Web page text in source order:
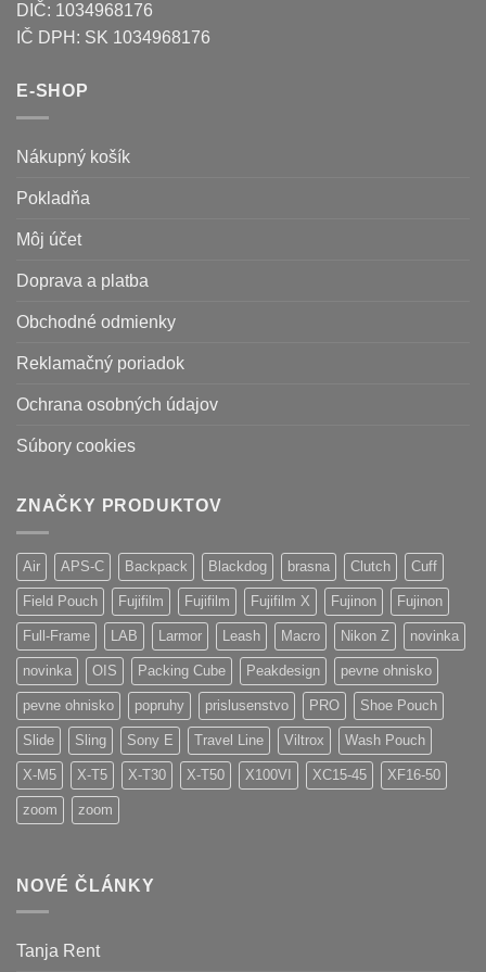
DIČ: 1034968176
IČ DPH: SK 1034968176
E-SHOP
Nákupný košík
Pokladňa
Môj účet
Doprava a platba
Obchodné odmienky
Reklamačný poriadok
Ochrana osobných údajov
Súbory cookies
ZNAČKY PRODUKTOV
Air APS-C Backpack Blackdog brasna Clutch Cuff
Field Pouch Fujifilm Fujifilm Fujifilm X Fujinon Fujinon
Full-Frame LAB Larmor Leash Macro Nikon Z novinka
novinka OIS Packing Cube Peakdesign pevne ohnisko
pevne ohnisko popruhy prislusenstvo PRO Shoe Pouch
Slide Sling Sony E Travel Line Viltrox Wash Pouch
X-M5 X-T5 X-T30 X-T50 X100VI XC15-45 XF16-50
zoom zoom
NOVÉ ČLÁNKY
Tanja Rent